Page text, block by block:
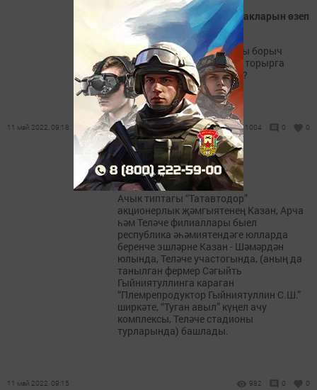
Татлы борыч үсентесе яфракларын өзеп
торырга кирәк
Әйбәт уңыш алу өчен, татлы борыч
үсентесе яфракларын өзеп торырга
кирәклеген беләсезме икән?
11 май 2022, 09:18 1004 0 0
Эш күләме билгеле
Ачык типтагы “Татавтодор”
акционерлык җәмгыятенең Казан, Арча
һәм Теләче филиаллары быел
республика әһәмиятендәге юлларда
беренче эшләрне Казан - Шәмәрдән
юлында, Теләче участогында, (аның да
танылган фермер Сәгыйть
Гыйниятуллинга караган
“Племрепродуктор Гыйниятуллин С.Ш.”
ширкәте, “Туган авыл” күңел ачу
комплексы, Теләче стадионы
турларында) башлады.
11 май 2022, 09:15 982 0 0